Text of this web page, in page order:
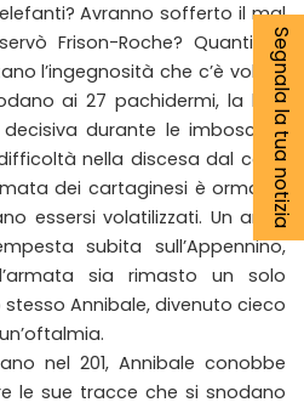
Avranno sofferto il mal
Frison-Roche? Quanti ne
l’ingegnosità che c’è voluta
ai 27 pachidermi, la loro
durante le imboscate
nella discesa dal colle.
dei cartaginesi è ormai in
essersi volatilizzati. Un anno
subita sull’Appennino,
sia rimasto un solo
Annibale, divenuto cieco
nel 201, Annibale conobbe
le sue tracce che si snodano
Segnala la tua notizia